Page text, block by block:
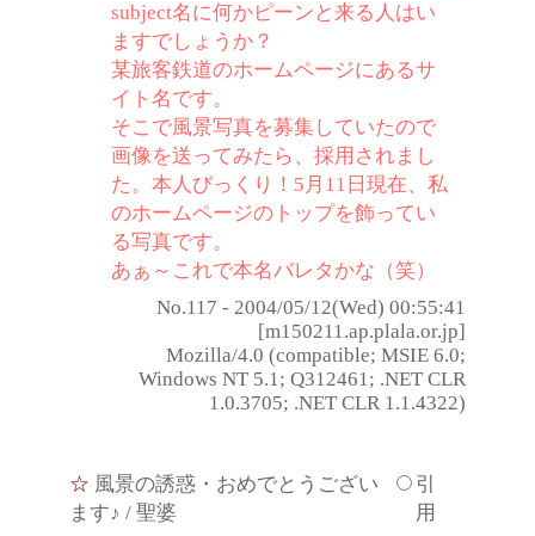
subject名に何かピーンと来る人はい
ますでしょうか？
某旅客鉄道のホームページにあるサ
イト名です。
そこで風景写真を募集していたので
画像を送ってみたら、採用されまし
た。本人びっくり！5月11日現在、私
のホームページのトップを飾ってい
る写真です。
あぁ～これで本名バレタかな（笑）
No.117 - 2004/05/12(Wed) 00:55:41
[m150211.ap.plala.or.jp]
Mozilla/4.0 (compatible; MSIE 6.0;
Windows NT 5.1; Q312461; .NET CLR
1.0.3705; .NET CLR 1.1.4322)
☆ 風景の誘惑・おめでとうござい
ます♪ / 聖婆
引
用